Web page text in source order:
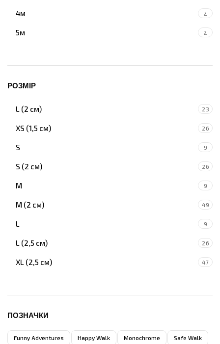
4м 2
5м 2
РОЗМІР
L (2 см) 23
XS (1,5 см) 26
S 9
S (2 см) 26
M 9
M (2 см) 49
L 9
L (2,5 см) 26
XL (2,5 см) 47
ПОЗНАЧКИ
Funny Adventures Happy Walk Monochrome Safe Walk